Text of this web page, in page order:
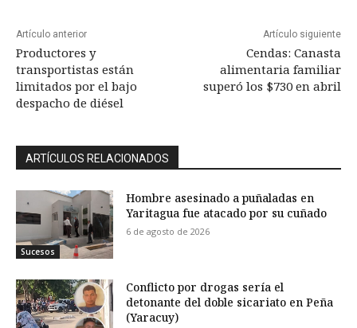
Artículo anterior
Productores y
transportistas están
limitados por el bajo
despacho de diésel
Artículo siguiente
Cendas: Canasta
alimentaria familiar
superó los $730 en abril
ARTÍCULOS RELACIONADOS
Sucesos
Hombre asesinado a puñaladas en
Yaritagua fue atacado por su cuñado
6 de agosto de 2026
Conflicto por drogas sería el
detonante del doble sicariato en Peña
(Yaracuy)